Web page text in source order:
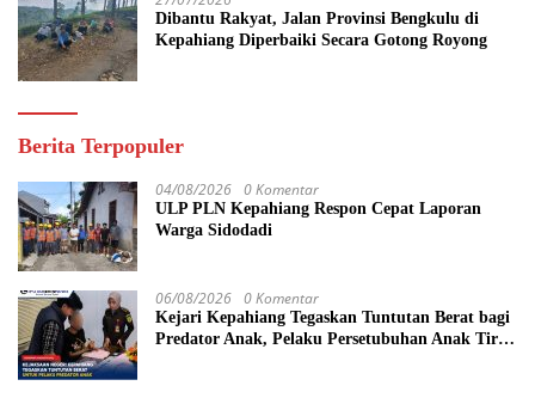
Dibantu Rakyat, Jalan Provinsi Bengkulu di
Kepahiang Diperbaiki Secara Gotong Royong
Berita Terpopuler
04/08/2026 0 Komentar
ULP PLN Kepahiang Respon Cepat Laporan
Warga Sidodadi
06/08/2026 0 Komentar
Kejari Kepahiang Tegaskan Tuntutan Berat bagi
Predator Anak, Pelaku Persetubuhan Anak Tiri